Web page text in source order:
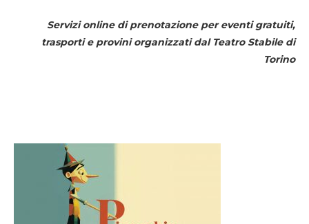
Servizi online di prenotazione per eventi gratuiti,
trasporti e provini organizzati dal Teatro Stabile di
Torino